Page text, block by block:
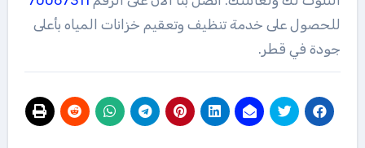
للحصول على خدمة تنظيف وتعقيم خزانات المياه بأعلى
جودة في قطر.